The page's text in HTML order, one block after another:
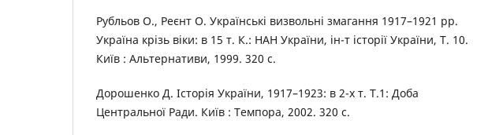
Рубльов О., Реєнт О. Українські визвольні змагання 1917–1921 рр.
Україна крізь віки: в 15 т. К.: НАН України, ін-т історії України, Т. 10.
Київ : Альтернативи, 1999. 320 с.
Дорошенко Д. Історія України, 1917–1923: в 2-х т. Т.1: Доба
Центральної Ради. Київ : Темпора, 2002. 320 с.